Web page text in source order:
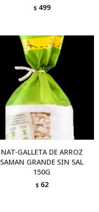
$ 499
NAT-GALLETA DE ARROZ
SAMAN GRANDE SIN SAL
150G
$ 62